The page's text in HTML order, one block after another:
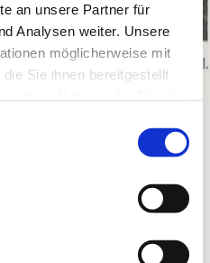
an unsere Partner für
Analysen weiter. Unsere
möglicherweise mit
Sie ihnen bereitgestellt
Kard. Döpfner
die Staatsmacht der DDR
Maßnahmen die
Wallfahrtgottesdienstes. Es
der regelmäßigen